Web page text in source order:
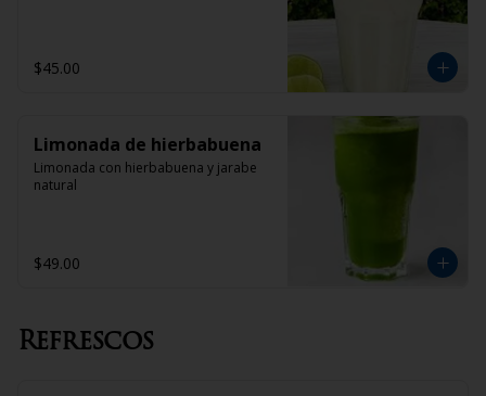
$45.00
Limonada de hierbabuena
Limonada con hierbabuena y jarabe
natural
$49.00
Refrescos